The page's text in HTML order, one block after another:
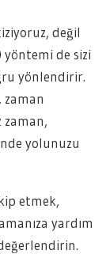
değil
yöntemi de sizi
yönlendirir.
zaman,
yolunuzu
etmek,
yardım